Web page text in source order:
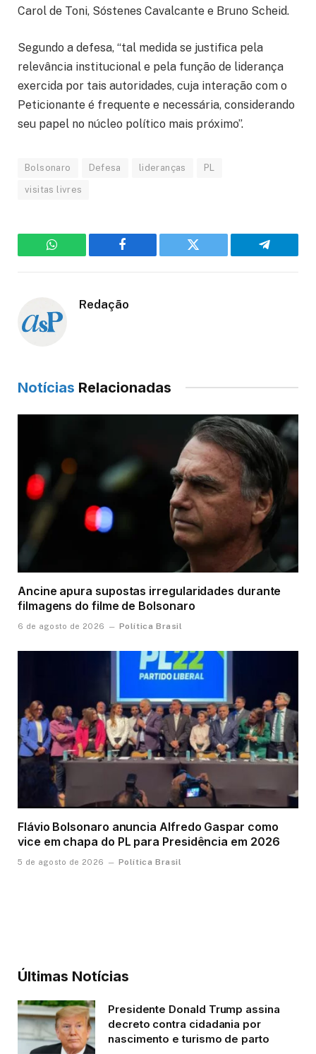
Carol de Toni, Sóstenes Cavalcante e Bruno Scheid.
Segundo a defesa, “tal medida se justifica pela
relevância institucional e pela função de liderança
exercida por tais autoridades, cuja interação com o
Peticionante é frequente e necessária, considerando
seu papel no núcleo político mais próximo”.
Bolsonaro Defesa lideranças PL
visitas livres
WhatsApp Facebook Twitter Telegram
Redação
Notícias Relacionadas
Ancine apura supostas irregularidades durante
filmagens do filme de Bolsonaro
6 de agosto de 2026 Política Brasil
Flávio Bolsonaro anuncia Alfredo Gaspar como
vice em chapa do PL para Presidência em 2026
5 de agosto de 2026 Política Brasil
Últimas Notícias
Presidente Donald Trump assina
decreto contra cidadania por
nascimento e turismo de parto